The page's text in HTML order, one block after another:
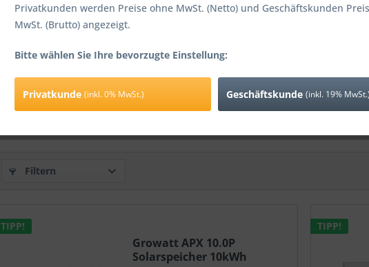
Growatt APX 5.0P
Growatt APX 10.0P
Solarspeicher 10kWh
2.500,00 € *
Filtern
TIPP!
Growatt APX 10.0P
Solarspeicher 10kWh
TIPP!
Privatkunden werden Preise ohne MwSt. (Netto) und Geschäftskunden
MwSt. (Brutto) angezeigt.
Bitte wählen Sie Ihre bevorzugte Einstellung:
Privatkunde (inkl. 0% MwSt.) Geschäftskunde (inkl. 19% MwSt.)